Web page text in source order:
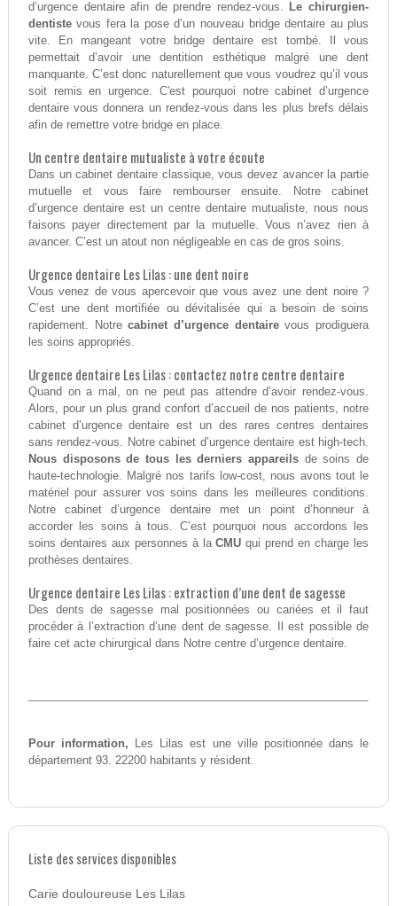
d’urgence dentaire afin de prendre rendez-vous. Le chirurgien-
dentistevous fera la pose d’un nouveau bridge dentaire au plus
vite. En mangeant votre bridge dentaire est tombé. Il vous
permettait d’avoir une dentition esthétique malgré une dent
manquante. C’est donc naturellement que vous voudrez qu’il vous
soit remis en urgence. C'est pourquoi notre cabinet d’urgence
dentaire vous donnera un rendez-vous dans les plus brefs délais
afin de remettre votre bridge en place.
Un centre dentaire mutualiste à votre écoute
Dans un cabinet dentaire classique, vous devez avancer la partie
mutuelle et vous faire rembourser ensuite. Notre cabinet
d’urgence dentaire est un centre dentaire mutualiste, nous nous
faisons payer directement par la mutuelle. Vous n’avez rien à
avancer. C’est un atout non négligeable en cas de gros soins.
Urgence dentaire Les Lilas : une dent noire
Vous venez de vous apercevoir que vous avez une dent noire ?
C’est une dent mortifiée ou dévitalisée qui a besoin de soins
rapidement. Notrecabinet d’urgence dentairevous prodiguera
les soins appropriés.
Urgence dentaire Les Lilas : contactez notre centre dentaire
Quand on a mal, on ne peut pas attendre d’avoir rendez-vous.
Alors, pour un plus grand confort d’accueil de nos patients, notre
cabinet d’urgence dentaire est un des rares centres dentaires
sans rendez-vous. Notre cabinet d’urgence dentaire est high-tech.
Nous disposons de tous les derniers appareils de soins de
haute-technologie. Malgré nos tarifs low-cost, nous avons tout le
matériel pour assurer vos soins dans les meilleures conditions.
Notre cabinet d’urgence dentaire met un point d’honneur à
accorder les soins à tous. C’est pourquoi nous accordons les
soins dentaires aux personnes à laCMU qui prend en charge les
prothèses dentaires.
Urgence dentaire Les Lilas : extraction d’une dent de sagesse
Des dents de sagesse mal positionnées ou cariées et il faut
procéder à l’extraction d’une dent de sagesse. Il est possible de
faire cet acte chirurgical dans Notre centre d’urgence dentaire.
Pour information, Les Lilas est une ville positionnée dans le
département 93. 22200 habitants y résident.
Liste des services disponibles
Carie douloureuse Les Lilas